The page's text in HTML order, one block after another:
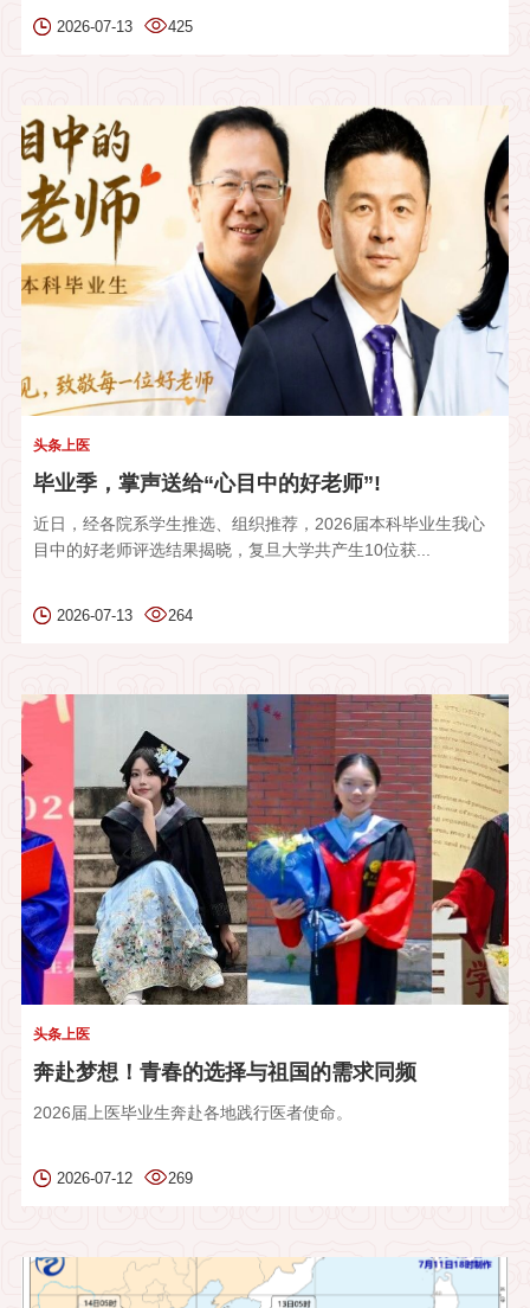
2026-07-13 425
头条上医
毕业季，掌声送给“心目中的好老师”!
近日，经各院系学生推选、组织推荐，2026届本科毕业生我心
目中的好老师评选结果揭晓，复旦大学共产生10位获...
2026-07-13 264
头条上医
奔赴梦想！青春的选择与祖国的需求同频
2026届上医毕业生奔赴各地践行医者使命。
2026-07-12 269